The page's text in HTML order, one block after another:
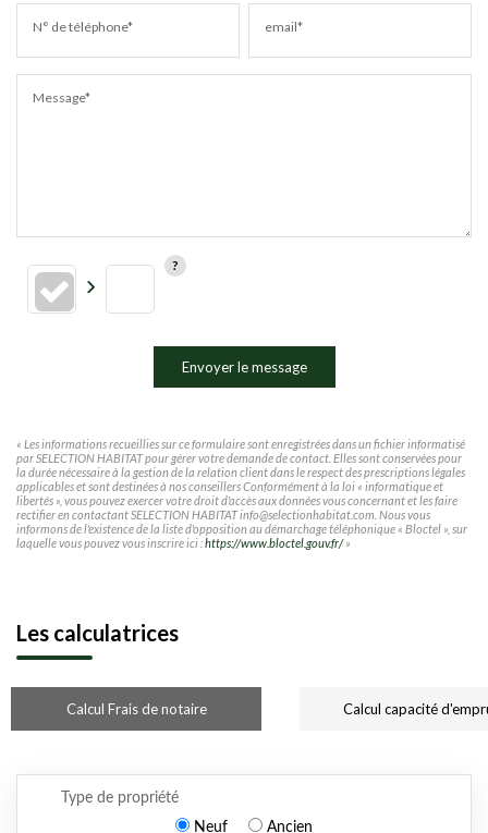
N° de téléphone* email*
Message*
Envoyer le message
« Les informations recueillies sur ce formulaire sont enregistrées dans un fichier informatisé
par SELECTION HABITAT pour gérer votre demande de contact. Elles sont conservées pour
la durée nécessaire à la gestion de la relation client dans le respect des prescriptions légales
applicables et sont destinées à nos conseillers Conformément à la loi « informatique et
libertés », vous pouvez exercer votre droit d'accès aux données vous concernant et les faire
rectifier en contactant SELECTION HABITAT info@selectionhabitat.com. Nous vous
informons de l'existence de la liste d'opposition au démarchage téléphonique « Bloctel », sur
laquelle vous pouvez vous inscrire ici :https://www.bloctel.gouv.fr/»
Les calculatrices
Calcul Frais de notaire Calcul capacité